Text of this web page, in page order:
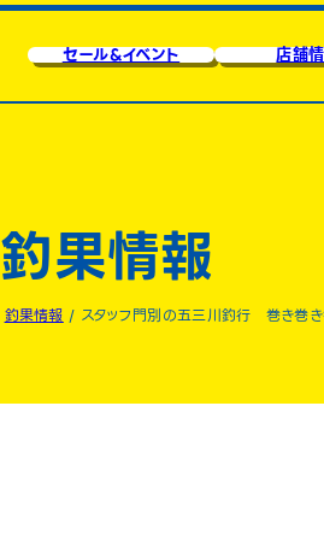
セール&イベント 店舗
釣果情報
釣果情報 / スタッフ門別の五三川釣行 巻き巻